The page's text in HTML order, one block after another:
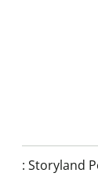
:Storyland